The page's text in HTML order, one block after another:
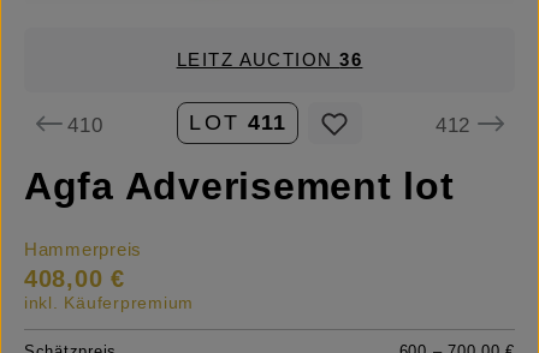
LEITZ AUCTION36
410 LOT 411 412
Agfa Adverisement lot
Hammerpreis
408,00 €
inkl. Käuferpremium